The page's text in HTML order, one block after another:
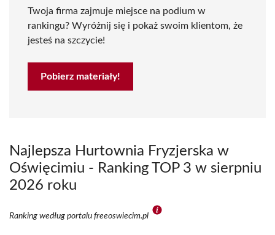
Twoja firma zajmuje miejsce na podium w
rankingu? Wyróżnij się i pokaż swoim klientom, że
jesteś na szczycie!
Pobierz materiały!
Najlepsza Hurtownia Fryzjerska w
Oświęcimiu - Ranking TOP 3 w sierpniu
2026 roku
Ranking według portalu freeoswiecim.pl